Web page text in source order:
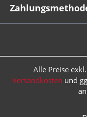
Alle Preise
Versandkosten und